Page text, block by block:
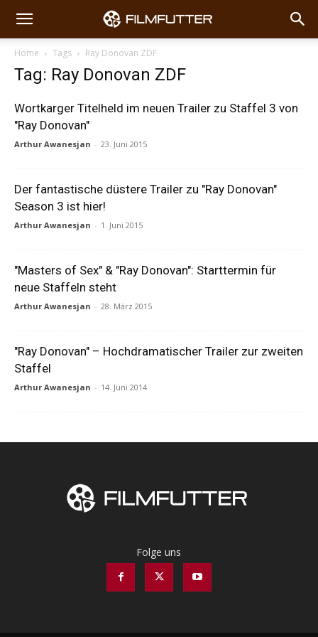
Home Tags Ray Donovan ZDF
Tag: Ray Donovan ZDF
Wortkarger Titelheld im neuen Trailer zu Staffel 3 von
"Ray Donovan"
Arthur Awanesjan - 23. Juni 2015
Der fantastische düstere Trailer zu "Ray Donovan"
Season 3 ist hier!
Arthur Awanesjan - 1. Juni 2015
"Masters of Sex" & "Ray Donovan": Starttermin für
neue Staffeln steht
Arthur Awanesjan - 28. März 2015
"Ray Donovan" – Hochdramatischer Trailer zur zweiten
Staffel
Arthur Awanesjan - 14. Juni 2014
Folge uns